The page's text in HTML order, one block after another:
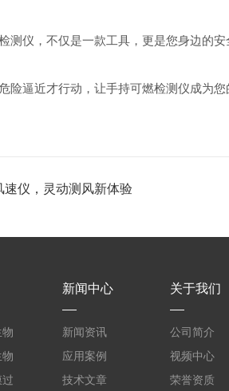
仪，不仅是一款工具，更是您身边的安
逼近才行动，让手持可燃检测仪成为您
速仪，灵动测风新体验
新闻中心
新闻资讯
应用案例
技术文章
关于我们
公司简介
视频中心
荣誉资质